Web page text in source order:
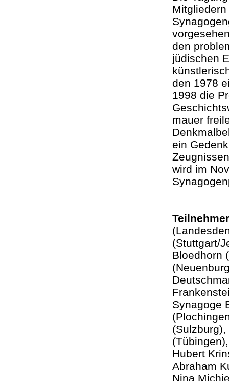
den
jüdischen
den 1978
1998 die
mauer
ein
wird im
(Stuttgart/
Bloedhorn
Synagoge
Hubert
Abraham
Nina